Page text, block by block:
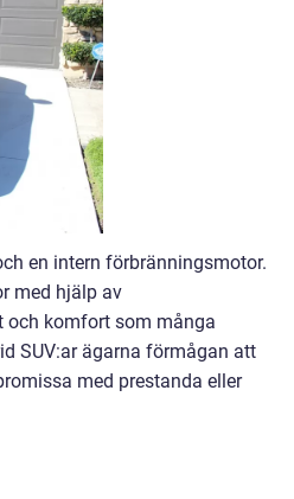
en intern förbränningsmotor.
med hjälp av
och komfort som många
SUV:ar ägarna förmågan att
med prestanda eller